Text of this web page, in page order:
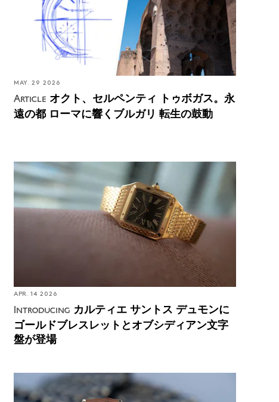
MAY. 29 2026
Article オクト、セルペンティ トゥボガス。永
遠の都 ローマに響くブルガリ 転生の鼓動
カルティエ サントス デュモンにゴールドブレスレ
ットとオブシディアン文字盤が登場
APR. 14 2026
Introducing カルティエ サントス デュモンに
ゴールドブレスレットとオブシディアン文字
盤が登場
ジャガー・ルクルト マスター・コントロール クラ
シック 36mmは現代のドレスウォッチのスタンダー